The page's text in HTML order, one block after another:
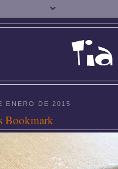
ENERO DE 2015
Bookmark